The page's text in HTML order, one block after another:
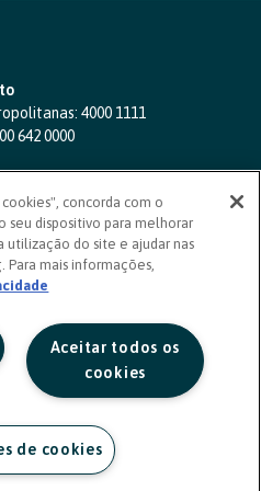
4000 1111
642 0000
4420
a sexta, das 8h às 20h)
de fala
concorda com o
seu dispositivo para melhorar
utilização do site e ajudar nas
Para mais informações,
Aceitar todos os
cookies
de cookies